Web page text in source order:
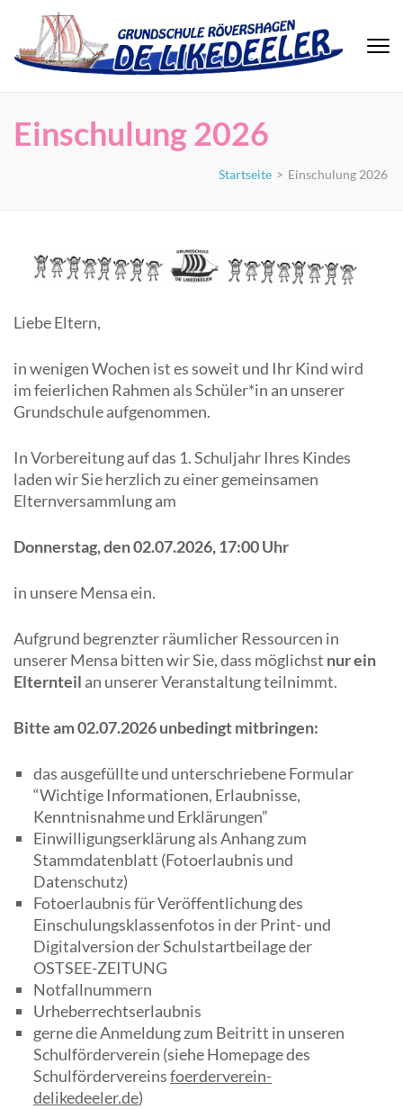
Inhalt
springen
(Eingabetaste
Einschulung 2026
Startseite > Einschulung 2026
Liebe Eltern,
in wenigen Wochen ist es soweit und Ihr Kind wird
im feierlichen Rahmen als Schüler*in an unserer
Grundschule aufgenommen.
In Vorbereitung auf das 1. Schuljahr Ihres Kindes
laden wir Sie herzlich zu einer gemeinsamen
Elternversammlung am
Donnerstag, den 02.07.2026, 17:00 Uhr
in unsere Mensa ein.
Aufgrund begrenzter räumlicher Ressourcen in
unserer Mensa bitten wir Sie, dass möglichst nur ein
Elternteil an unserer Veranstaltung teilnimmt.
Bitte am 02.07.2026 unbedingt mitbringen:
das ausgefüllte und unterschriebene Formular
“Wichtige Informationen, Erlaubnisse,
Kenntnisnahme und Erklärungen”
Einwilligungserklärung als Anhang zum
Stammdatenblatt (Fotoerlaubnis und
Datenschutz)
Fotoerlaubnis für Veröffentlichung des
Einschulungsklassenfotos in der Print- und
Digitalversion der Schulstartbeilage der
OSTSEE-ZEITUNG
Notfallnummern
Urheberrechtserlaubnis
gerne die Anmeldung zum Beitritt in unseren
Schulförderverein (siehe Homepage des
Schulfördervereinsfoerderverein-
delikedeeler.de)